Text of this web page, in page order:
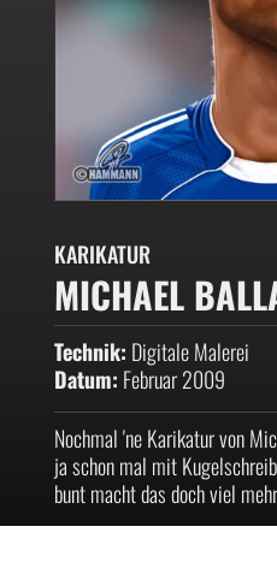
KARIKATUR
MICHAEL
Technik: Digitale Malerei
Datum: Februar 2009
Nochmal 'ne Karikatur von
ja schon mal mit
bunt macht das doch viel